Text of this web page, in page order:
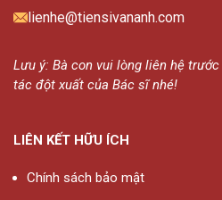
lienhe@tiensivananh.com
Lưu ý: Bà con vui lòng liên hệ
tác đột xuất của Bác sĩ nhé!
LIÊN KẾT HỮU ÍCH
Chính sách bảo mật